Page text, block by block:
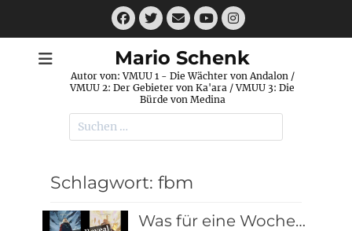
Facebook
Twitter
E-
MailYouTube
Instagram
Mario Schenk
Autor von: VMUU 1 - Die Wächter von Andalon /
VMUU 2: Der Gebieter von Ka'ara / VMUU 3: Die
Bürde von Medina
Suchen
nach:
Schlagwort: fbm
Was für eine Woche…